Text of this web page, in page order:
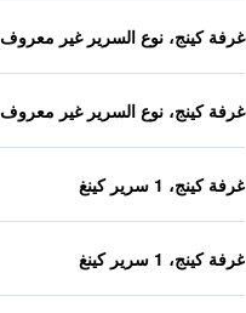
غرفة كينج، نوع السرير غير معروف
غرفة كينج، نوع السرير غير معروف
غرفة كينج، 1 سرير كينغ
غرفة كينج، 1 سرير كينغ